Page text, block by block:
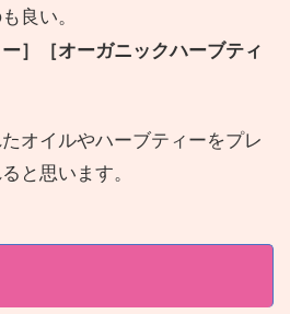
良い。
］［オーガニックハーブティ
オイルやハーブティーをプレ
と思います。